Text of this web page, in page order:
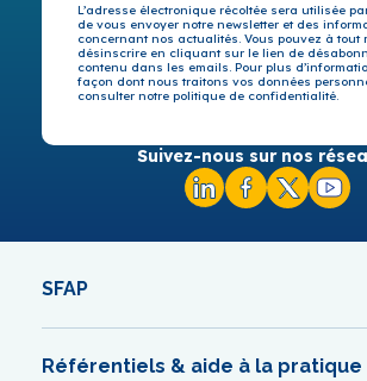
L’adresse électronique récoltée sera utilisée
de vous envoyer notre newsletter et des
concernant nos actualités. Vous pouvez à tout
désinscrire en cliquant sur le lien de
contenu dans les emails. Pour plus
façon dont nous traitons vos données
consulter notre politique de confidentialité.
Suivez-nous sur nos
SFAP
Référentiels & aide à la pratique